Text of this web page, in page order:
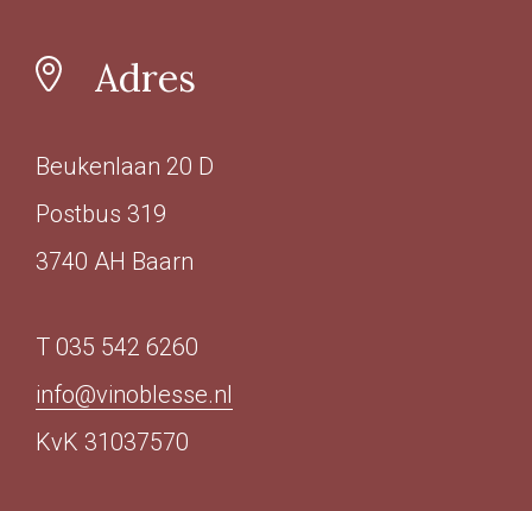
Adres
Beukenlaan 20 D
Postbus 319
3740 AH Baarn
T 035 542 6260
info@vinoblesse.nl
KvK 31037570